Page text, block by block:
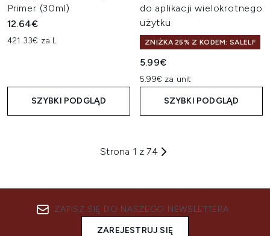
Primer (30ml)
12.64€
421.33€ za L
SZYBKI PODGLĄD
do aplikacji wielokrotnego
użytku
ZNIŻKA 25% Z KODEM: SALELF
5.99€
5.99€ za unit
SZYBKI PODGLĄD
Strona 1 z 74
ZAPISZ SIĘ DO NASZEGO NEWSLETTERA
ZAREJESTRUJ SIĘ